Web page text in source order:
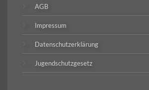
AGB
Impressum
Datenschutzerklärung
Jugendschutzgesetz